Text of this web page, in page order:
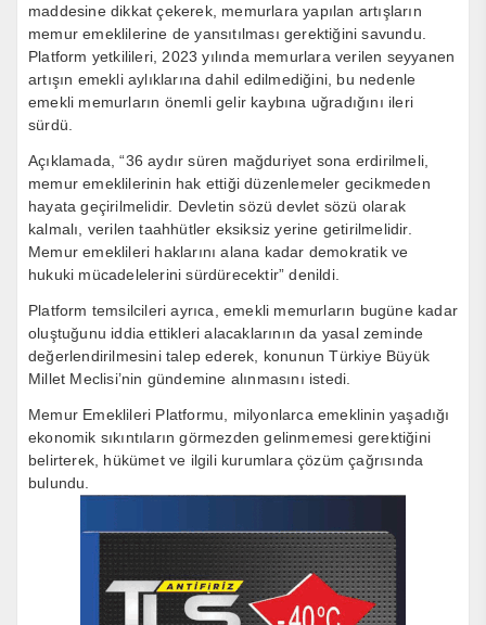
maddesine dikkat çekerek, memurlara yapılan artışların
memur emeklilerine de yansıtılması gerektiğini savundu.
Platform yetkilileri, 2023 yılında memurlara verilen seyyanen
artışın emekli aylıklarına dahil edilmediğini, bu nedenle
emekli memurların önemli gelir kaybına uğradığını ileri
sürdü.
Açıklamada, “36 aydır süren mağduriyet sona erdirilmeli,
memur emeklilerinin hak ettiği düzenlemeler gecikmeden
hayata geçirilmelidir. Devletin sözü devlet sözü olarak
kalmalı, verilen taahhütler eksiksiz yerine getirilmelidir.
Memur emeklileri haklarını alana kadar demokratik ve
hukuki mücadelelerini sürdürecektir” denildi.
Platform temsilcileri ayrıca, emekli memurların bugüne kadar
oluştuğunu iddia ettikleri alacaklarının da yasal zeminde
değerlendirilmesini talep ederek, konunun Türkiye Büyük
Millet Meclisi’nin gündemine alınmasını istedi.
Memur Emeklileri Platformu, milyonlarca emeklinin yaşadığı
ekonomik sıkıntıların görmezden gelinmemesi gerektiğini
belirterek, hükümet ve ilgili kurumlara çözüm çağrısında
bulundu.